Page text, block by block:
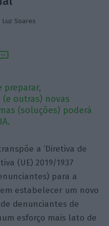
Soares
preparar,
outras) novas
(soluções) poderá
a ’Diretiva de
(UE) 2019/1937
para a
estabelecer um novo
denunciantes de
esforço mais lato de